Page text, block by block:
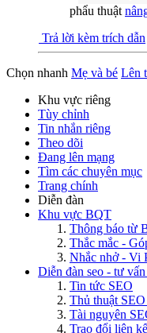
phẩu thuật
Trả lời kèm trích dẫn
Chọn nhanh Mẹ và bé Lên
Khu vực riêng
Tùy chỉnh
Tin nhắn riêng
Theo dõi
Đang lên mạng
Tìm các chuyên mục
Trang chính
Diễn đàn
Khu vực BQT
Thông báo từ
Thắc mắc -
Nhắc nhở - Vi
Diễn đàn seo - tư
Tin tức SEO
Thủ thuật
Tài nguyên
Trao đổi liên